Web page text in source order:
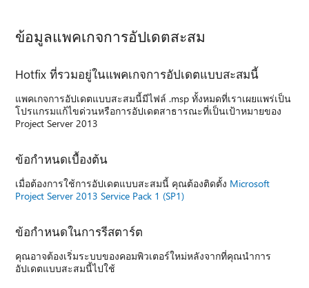
ข้อมูลแพคเกจการอัปเดตสะสม
Hotfix ที่รวมอยู่ในแพคเกจการอัปเดตแบบสะสมนี้
แพคเกจการอัปเดตแบบสะสมนี้มีไฟล์ .msp ทั้งหมดที่เราเผยแพร่เป็น
โปรแกรมแก้ไขด่วนหรือการอัปเดตสาธารณะที่เป็นเป้าหมายของ
Project Server 2013
ข้อกำหนดเบื้องต้น
เมื่อต้องการใช้การอัปเดตแบบสะสมนี้ คุณต้องติดตั้ง Microsoft
Project Server 2013 Service Pack 1 (SP1)
ข้อกำหนดในการรีสตาร์ต
คุณอาจต้องเริ่มระบบของคอมพิวเตอร์ใหม่หลังจากที่คุณนําการ
อัปเดตแบบสะสมนี้ไปใช้